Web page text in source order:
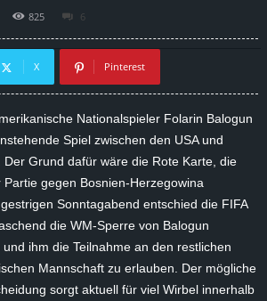
825 6
X Pinterest
Nationalspieler Folarin Balogun
Spiel zwischen den USA und
Der Grund dafür wäre die Rote Karte, die
gegen Bosnien-Herzegowina
Sonntagabend entschied die FIFA
die WM-Sperre von Balogun
ihm die Teilnahme an den restlichen
Mannschaft zu erlauben. Der mögliche
sorgt aktuell für viel Wirbel innerhalb